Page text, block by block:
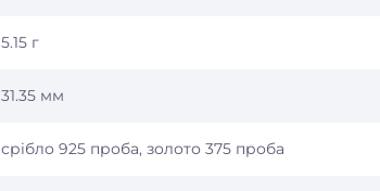
5.15 г
31.35 мм
срібло 925 проба, золото 375 проба